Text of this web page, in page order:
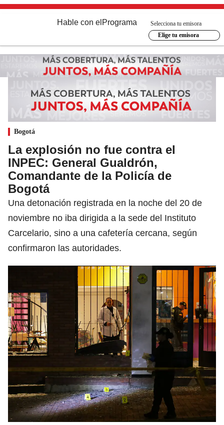
Hable con el Programa
Selecciona tu emisora
Elige tu emisora
Bogotá
La explosión no fue contra el
INPEC: General Gualdrón,
Comandante de la Policía de
Bogotá
Una detonación registrada en la noche del 20 de
noviembre no iba dirigida a la sede del Instituto
Carcelario, sino a una cafetería cercana, según
confirmaron las autoridades.